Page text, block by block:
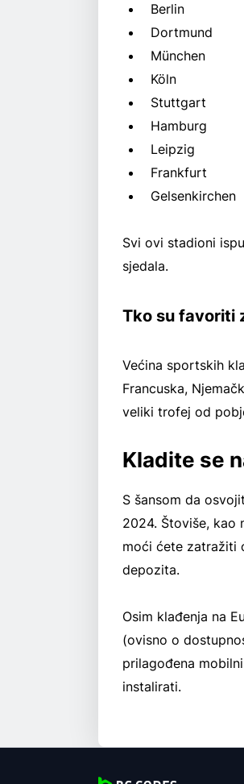
Berlin
Dortmund
München
Köln
Stuttgart
Hamburg
Leipzig
Frankfurt
Gelsenkirchen
Svi ovi stadioni
sjedala.
Tko su favoriti
Većina sportskih
Francuska,
veliki trofej od
Kladite se
S šansom da
2024. Štoviše, kao
moći ćete zatražiti
depozita.
Osim klađenja na
(ovisno o
prilagođena
instalirati.